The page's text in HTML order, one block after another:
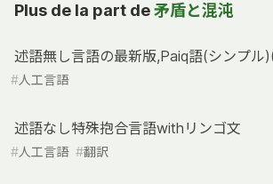
Plus de la part de矛盾と混沌
述語無し言語の最新版,Paiq語(シンプル
#人工言語
述語なし特殊抱合言語withリンゴ文
#人工言語 #翻訳